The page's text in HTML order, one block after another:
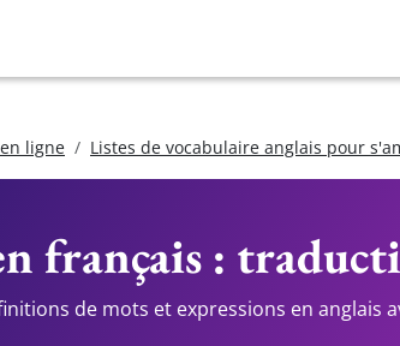
ligne Listes de vocabulaire anglais pour
français :
de mots et expressions en anglais